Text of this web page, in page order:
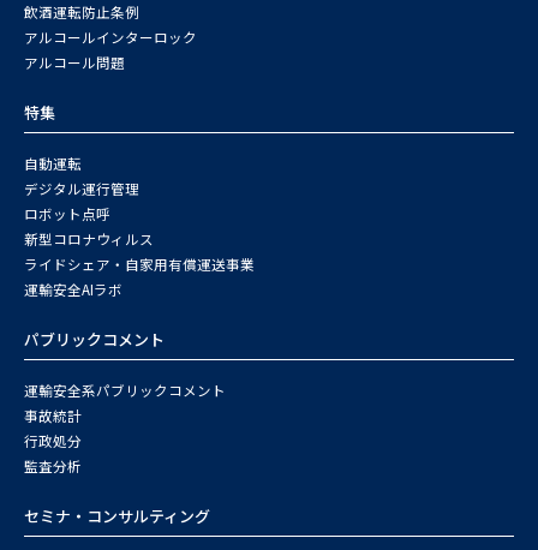
飲酒運転防止条例
アルコールインターロック
アルコール問題
特集
自動運転
デジタル運行管理
ロボット点呼
新型コロナウィルス
ライドシェア・自家用有償運送事業
運輸安全AIラボ
パブリックコメント
運輸安全系パブリックコメント
事故統計
行政処分
監査分析
セミナ・コンサルティング